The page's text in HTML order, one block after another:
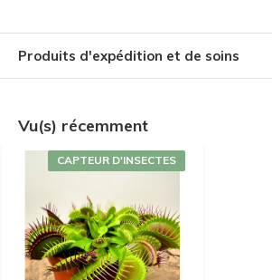
Produits d'expédition et de soins
Vu(s) récemment
CAPTEUR D'INSECTES